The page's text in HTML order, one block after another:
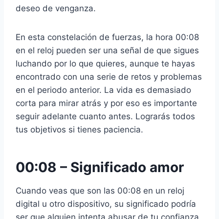
deseo de venganza.
En esta constelación de fuerzas, la hora 00:08
en el reloj pueden ser una señal de que sigues
luchando por lo que quieres, aunque te hayas
encontrado con una serie de retos y problemas
en el periodo anterior. La vida es demasiado
corta para mirar atrás y por eso es importante
seguir adelante cuanto antes. Lograrás todos
tus objetivos si tienes paciencia.
00:08 – Significado amor
Cuando veas que son las 00:08 en un reloj
digital u otro dispositivo, su significado podría
ser que alguien intenta abusar de tu confianza.